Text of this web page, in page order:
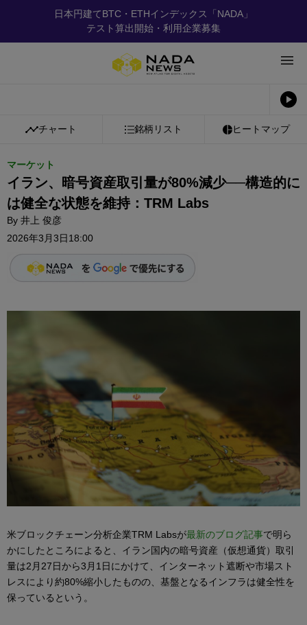
日本円建てBTC・ETHインデックス「NADA」
テスト算出開始・利用企業募集
チャート 銘柄リスト ヒートマップ
マーケット
イラン、暗号資産取引量が80%減少──構造的に
は健全な状態を維持：TRM Labs
By 井上 俊彦
2026年3月3日18:00
米ブロックチェーン分析企業TRM Labsが最新のブログ記事で明ら
かにしたところによると、イラン国内の暗号資産（仮想通貨）取引
量は2月27日から3月1日にかけて、インターネット遮断や市場スト
レスにより約80%縮小したものの、基盤となるインフラは健全性を
保っているという。